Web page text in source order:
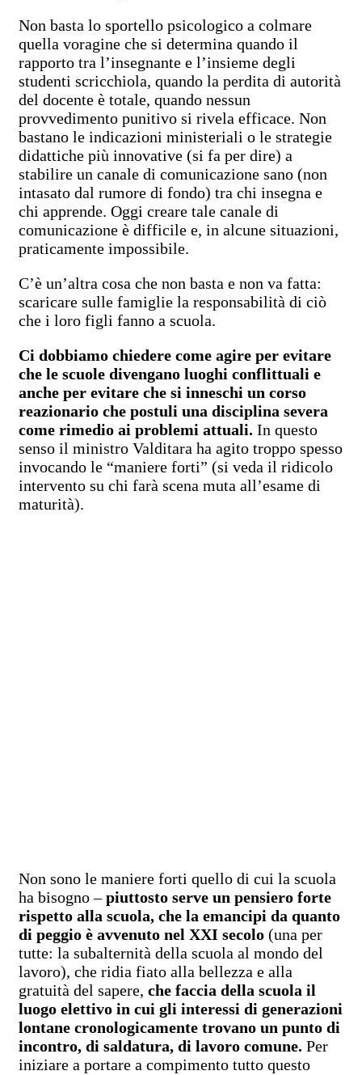
Non basta lo sportello psicologico a colmare
quella voragine che si determina quando il
rapporto tra l’insegnante e l’insieme degli
studenti scricchiola, quando la perdita di autorità
del docente è totale, quando nessun
provvedimento punitivo si rivela efficace. Non
bastano le indicazioni ministeriali o le strategie
didattiche più innovative (si fa per dire) a
stabilire un canale di comunicazione sano (non
intasato dal rumore di fondo) tra chi insegna e
chi apprende. Oggi creare tale canale di
comunicazione è difficile e, in alcune situazioni,
praticamente impossibile.
C’è un’altra cosa che non basta e non va fatta:
scaricare sulle famiglie la responsabilità di ciò
che i loro figli fanno a scuola.
Ci dobbiamo chiedere come agire per evitare
che le scuole divengano luoghi conflittuali e
anche per evitare che si inneschi un corso
reazionario che postuli una disciplina severa
come rimedio ai problemi attuali. In questo
senso il ministro Valditara ha agito troppo spesso
invocando le “maniere forti” (si veda il ridicolo
intervento su chi farà scena muta all’esame di
maturità).
Non sono le maniere forti quello di cui la scuola
ha bisogno –piuttosto serve un pensiero forte
rispetto alla scuola, che la emancipi da quanto
di peggio è avvenuto nel XXI secolo (una per
tutte: la subalternità della scuola al mondo del
lavoro), che ridia fiato alla bellezza e alla
gratuità del sapere, che faccia della scuola il
luogo elettivo in cui gli interessi di generazioni
lontane cronologicamente trovano un punto di
incontro, di saldatura, di lavoro comune. Per
iniziare a portare a compimento tutto questo